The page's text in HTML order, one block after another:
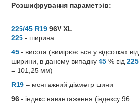
Розшифрування параметрів:
225/45 R19 96V XL
225 - ширина
45 - висота (вимірюється у відсотках від
ширини, в даному випадку 45 % від 225
= 101,25 мм)
R19 – монтажний діаметр шини
96 - індекс навантаження (індексу 96